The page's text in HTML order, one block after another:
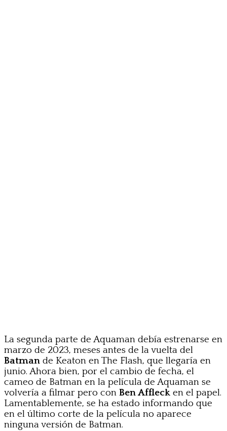
La segunda parte de Aquaman debía estrenarse en
marzo de 2023, meses antes de la vuelta del
Batman de Keaton en The Flash, que llegaría en
junio. Ahora bien, por el cambio de fecha, el
cameo de Batman en la película de Aquaman se
volvería a filmar pero con Ben Affleck en el papel.
Lamentablemente, se ha estado informando que
en el último corte de la película no aparece
ninguna versión de Batman.